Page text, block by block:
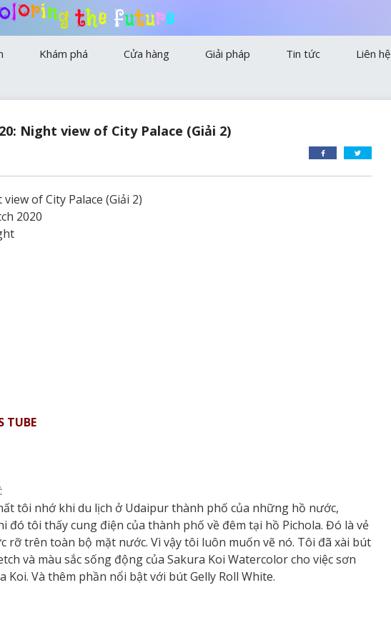
oloring the future
nghiệp
Khám phá
Công nghiệp
Cửa hàng Giải pháp Tin tức Liên hệ
Night view of City Palace (Giải 2)
of City Palace (Giải 2)
2020
TUBE
tôi nhớ khi du lịch ở Udaipur thành phố của những hồ nước,
đó tôi thấy cung điện của thành phố về đêm tại hồ Pichola. Đó là vẻ
rỡ trên toàn bộ mặt nước. Vì vậy tôi luôn muốn vẽ nó. Tôi đã xài bút
và màu sắc sống động của Sakura Koi Watercolor cho việc sơn
Koi. Và thêm phần nổi bật với bút Gelly Roll White.